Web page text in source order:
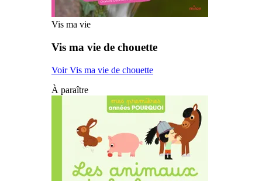
Vis ma vie
Vis ma vie de chouette
Voir Vis ma vie de chouette
À paraître